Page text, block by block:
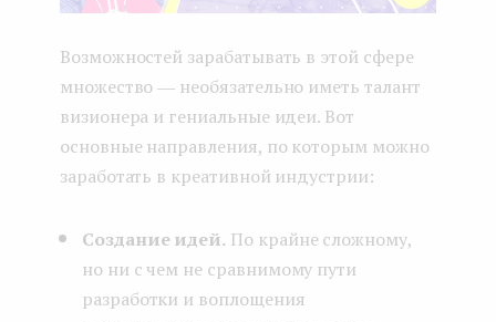
Возможностей зарабатывать в этой сфере
множество ― необязательно иметь талант
визионера и гениальные идеи. Вот
основные направления, по которым можно
заработать в креативной индустрии:
Создание идей. По крайне сложному,
но ни с чем не сравнимому пути
разработки и воплощения